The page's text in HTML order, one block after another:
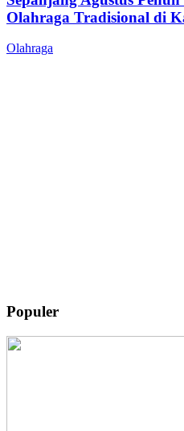
Olahraga Tradisional di
Olahraga
Populer